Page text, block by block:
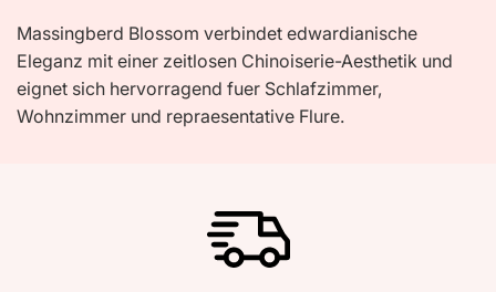
Massingberd Blossom verbindet edwardianische
Eleganz mit einer zeitlosen Chinoiserie-Aesthetik und
eignet sich hervorragend fuer Schlafzimmer,
Wohnzimmer und repraesentative Flure.